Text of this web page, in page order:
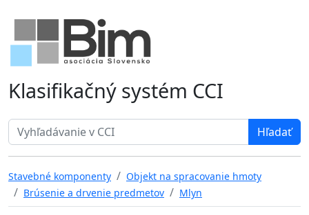
Klasifikačný systém CCI
Search term
Stavebné komponenty
Objekt na spracovanie hmoty
Brúsenie a drvenie predmetov
Mlyn